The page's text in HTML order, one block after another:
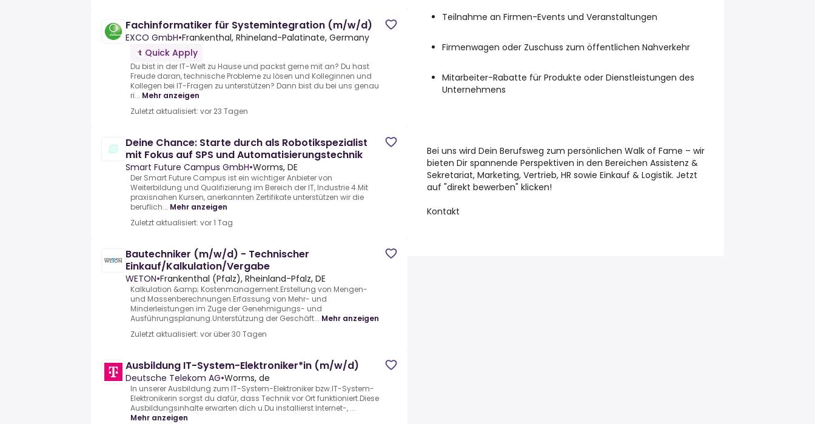
Fachinformatiker für Systemintegration (m/w/d)
EXCO GmbH•Frankenthal, Rhineland-Palatinate, Germany
Quick Apply
Du bist in der IT-Welt zu Hause und packst gerne mit an? Du hast
Freude daran, technische Probleme zu lösen und Kolleginnen und
Kollegen bei IT-Fragen zu unterstützen? Dann bist du bei uns genau
ri... Mehr anzeigen
Zuletzt aktualisiert: vor 23 Tagen
Deine Chance: Starte durch als Robotikspezialist
mit Fokus auf SPS und Automatisierungstechnik
Smart Future Campus GmbH•Worms, DE
Der Smart Future Campus ist ein wichtiger Anbieter von
Weiterbildung und Qualifizierung im Bereich der IT, Industrie 4.Mit
praxisnahen Kursen, anerkannten Zertifikate unterstützen wir die
beruflich... Mehr anzeigen
Zuletzt aktualisiert: vor 1 Tag
Bautechniker (m/w/d) - Technischer
Einkauf/Kalkulation/Vergabe
WETON•Frankenthal (Pfalz), Rheinland-Pfalz, DE
Kalkulation &amp; Kostenmanagement.Erstellung von Mengen-
und Massenberechnungen.Erfassung von Mehr- und
Minderleistungen im Zuge der Genehmigungs- und
Ausführungsplanung.Unterstützung der Geschäft... Mehr anzeigen
Zuletzt aktualisiert: vor über 30 Tagen
Ausbildung IT-System-Elektroniker*in (m/w/d)
Deutsche Telekom AG•Worms, de
In unserer Ausbildung zum IT-System-Elektroniker bzw.IT-System-
Elektronikerin sorgst du dafür, dass Technik vor Ort funktioniert.Diese
Ausbildungsinhalte erwarten dich u.Du installierst Internet-, ...
Mehr anzeigen
Teilnahme an Firmen-Events und Veranstaltungen
Firmenwagen oder Zuschuss zum öffentlichen Nahverkehr
Mitarbeiter-Rabatte für Produkte oder Dienstleistungen des
Unternehmens
Bei uns wird Dein Berufsweg zum persönlichen Walk of Fame – wir
bieten Dir spannende Perspektiven in den Bereichen Assistenz &
Sekretariat, Marketing, Vertrieb, HR sowie Einkauf & Logistik. Jetzt
auf "direkt bewerben" klicken!
Kontakt